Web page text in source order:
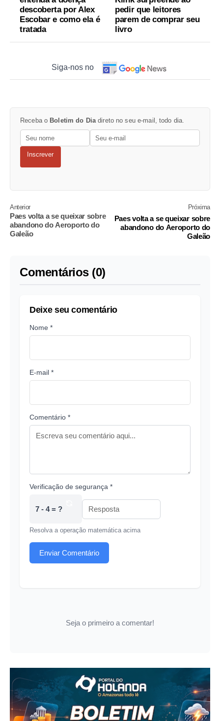
descoberta por Alex
Escobar e como ela é
tratada
pedir que leitores
parem de comprar seu
livro
Siga-nos no
Receba o Boletim do Dia direto no seu e-mail, todo dia.
Inscrever
Anterior
Paes volta a se queixar sobre
abandono do Aeroporto do
Galeão
Próxima
Paes volta a se queixar sobre
abandono do Aeroporto do
Galeão
Comentários (0)
Deixe seu comentário
Nome *
E-mail *
Comentário *
Verificação de segurança *
7 - 4 = ?
Resolva a operação matemática acima
Enviar Comentário
Seja o primeiro a comentar!